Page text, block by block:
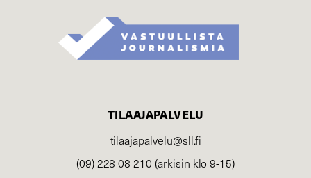
TILAAJAPALVELU
tilaajapalvelu@sll.fi
(09) 228 08 210 (arkisin klo 9-15)